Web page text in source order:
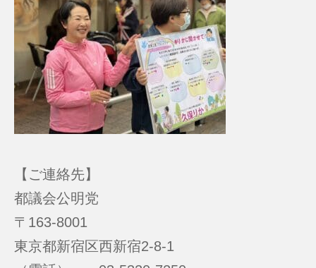
【ご連絡先】
都議会公明党
〒163-8001
東京都新宿区西新宿2-8-1